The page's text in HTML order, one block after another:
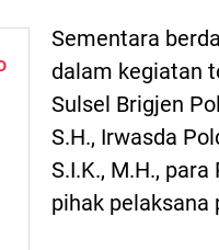
Sementara
dalam kegiatan
Sulsel Brigjen
S.H., Irwasda
S.I.K., M.H.,
pihak pelaksana